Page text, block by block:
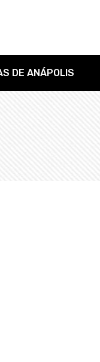
DE ANÁPOLIS